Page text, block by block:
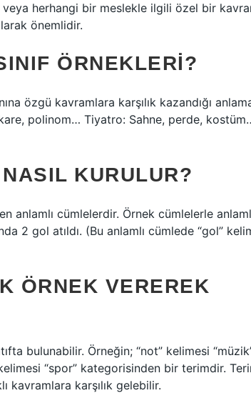
herhangi bir meslekle ilgili özel bir
önemlidir.
ÖRNEKLERI?
özgü kavramlara karşılık kazandığı
polinom… Tiyatro: Sahne, perde,
KURULUR?
anlamlı cümlelerdir. Örnek cümlelerle
2 gol atıldı. (Bu anlamlı cümlede “gol”
ÖRNEK VEREREK
bulunabilir. Örneğin; “not” kelimesi
“spor” kategorisinden bir terimdir.
kavramlara karşılık gelebilir.